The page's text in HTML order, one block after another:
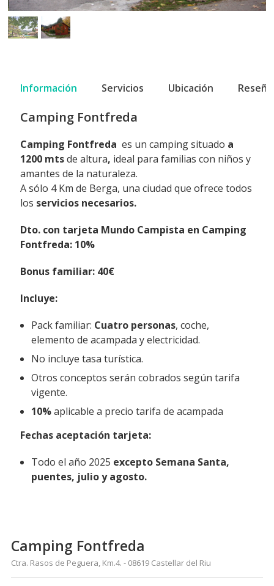
Información Servicios Ubicación
Camping Fontfreda
Camping Fontfredaes un camping situado a
1200 mtsde altura, ideal para familias con niños y
amantes de la naturaleza.
A sólo 4 Km de Berga, una ciudad que ofrece todos
los servicios necesarios.
Dto. con tarjeta Mundo Campista en Camping
Fontfreda: 10%
Bonus familiar: 40€
Incluye:
Pack familiar: Cuatro personas, coche,
elemento de acampada y electricidad.
No incluye tasa turística.
Otros conceptos serán cobrados según tarifa
vigente.
10%aplicable a precio tarifa de acampada
Fechas aceptación tarjeta:
Todo el año 2025 excepto Semana Santa,
puentes, julio y agosto.
Camping Fontfreda
Ctra. Rasos de Peguera, Km.4. - 08619 Castellar del Riu